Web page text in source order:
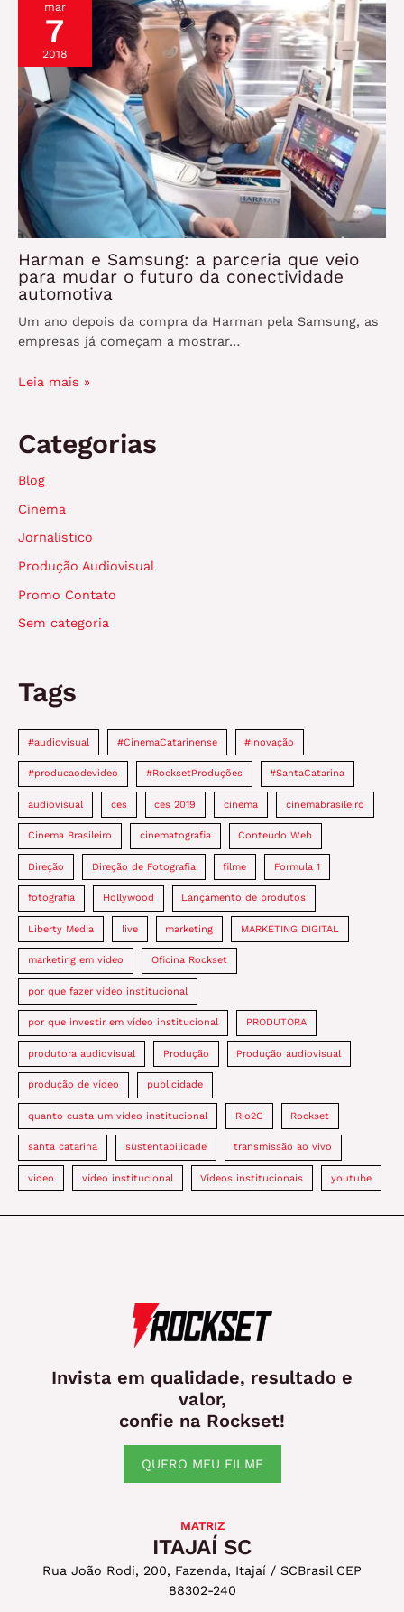
mar
7
2018
Harman e Samsung: a parceria que veio
para mudar o futuro da conectividade
automotiva
Um ano depois da compra da Harman pela Samsung, as
empresas já começam a mostrar…
Leia mais »
Categorias
Blog
Cinema
Jornalístico
Produção Audiovisual
Promo Contato
Sem categoria
Tags
#audiovisual #CinemaCatarinense #Inovação
#producaodevideo #RocksetProduções #SantaCatarina
audiovisual ces ces 2019 cinema cinemabrasileiro
Cinema Brasileiro cinematografia Conteúdo Web
Direção Direção de Fotografia filme Formula 1
fotografia Hollywood Lançamento de produtos
Liberty Media live marketing MARKETING DIGITAL
marketing em video Oficina Rockset
por que fazer vídeo institucional
por que investir em vídeo institucional PRODUTORA
produtora audiovisual Produção Produção audiovisual
produção de vídeo publicidade
quanto custa um vídeo institucional Rio2C Rockset
santa catarina sustentabilidade transmissão ao vivo
video vídeo institucional Vídeos institucionais youtube
Invista em qualidade, resultado e
valor,
confie na Rockset!
QUERO MEU FILME
MATRIZ
ITAJAÍ SC
Rua João Rodi, 200, Fazenda, Itajaí / SCBrasil CEP
88302-240